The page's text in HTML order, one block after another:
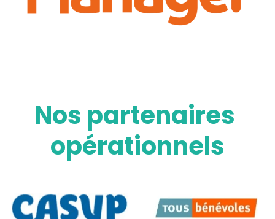
Nos partenaires
opérationnels